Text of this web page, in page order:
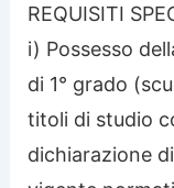
REQUISITI
i) Possesso
di 1° grado
titoli di studio
dichiarazione